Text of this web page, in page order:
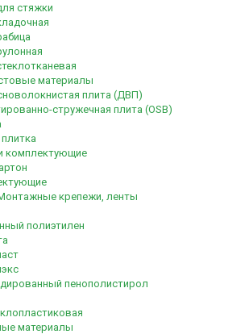
стяжки
материалы
плита (ДВП)
стружечная плита (OSB)
комплектующие
крепежи, ленты
полиэтилен
пенополистирол
материалы